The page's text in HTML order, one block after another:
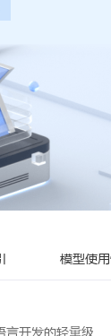
模型使用
开发的轻量级